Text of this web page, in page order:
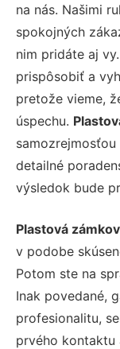
na nás. Našimi
spokojných
nim pridáte aj
prispôsobiť a
pretože vieme,
úspechu.
detailné
výsledok bude
Plastová
v podobe
Potom ste na
Inak povedané,
profesionalitu,
prvého kontaktu